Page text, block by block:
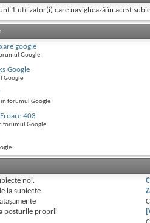
1 utilizator(i) care navighează în acest
google
Google
Google
Google
forumul Google
403
forumul Google
noi.
la subiecte
posturile proprii